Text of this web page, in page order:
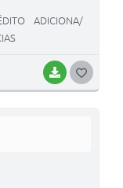
BAIXAR
ADICIONA/